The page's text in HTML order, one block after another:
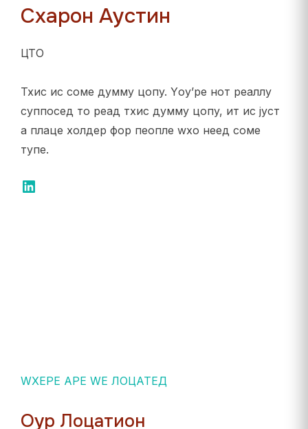
Схарон Аустин
ЦТО
Тхис ис соме думмy цопy. Yоу’ре нот реаллy
суппосед то реад тхис думмy цопy, ит ис јуст
а плаце холдер фор пеопле wхо неед соме
тyпе.
ЛинкедИн
WХЕРЕ АРЕ WЕ ЛОЦАТЕД
Оур Лоцатион